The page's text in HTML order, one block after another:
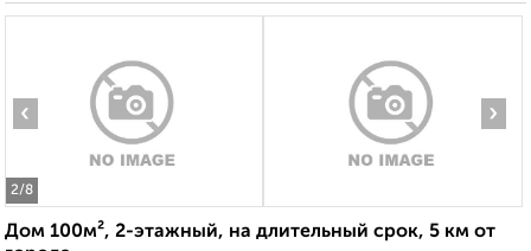
2/8
‹ ›
Дом 100м², 2-этажный, на длительный срок, 5 км от